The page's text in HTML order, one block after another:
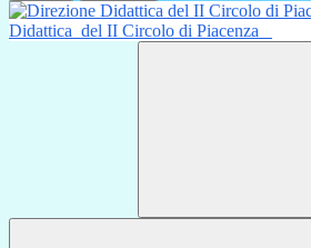
Didattica del II Circolo di Piacenza